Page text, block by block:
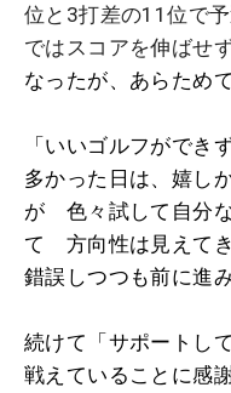
位と3打差の11位で
ではスコアを伸ばせ
なったが、あらため
「いいゴルフがで
多かった日は、嬉し
が 色々試して自分
て 方向性は見えて
錯誤しつつも前に進
続けて「サポートし
戦えていることに感